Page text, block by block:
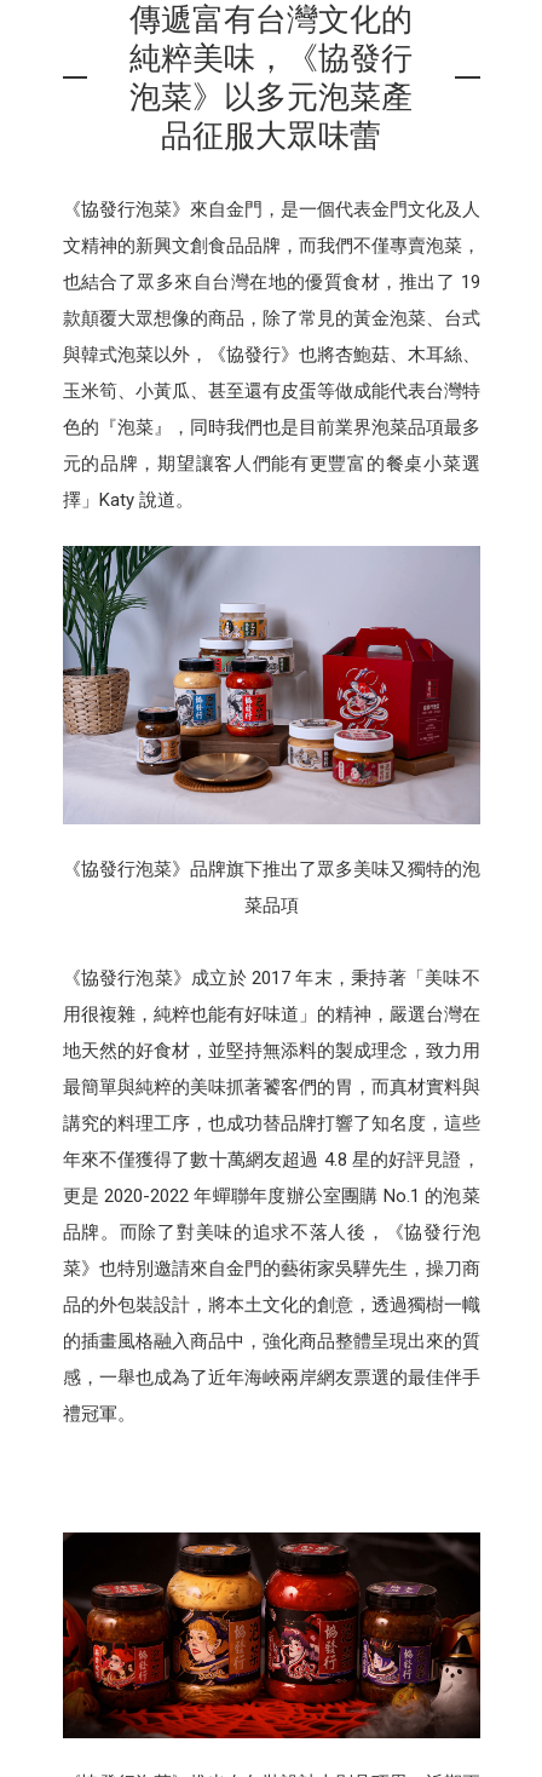
傳遞富有台灣文化的
純粹美味，《協發行
泡菜》以多元泡菜產
品征服大眾味蕾
《協發行泡菜》來自金門，是一個代表金門文化及人
文精神的新興文創食品品牌，而我們不僅專賣泡菜，
也結合了眾多來自台灣在地的優質食材，推出了 19
款顛覆大眾想像的商品，除了常見的黃金泡菜、台式
與韓式泡菜以外，《協發行》也將杏鮑菇、木耳絲、
玉米筍、小黃瓜、甚至還有皮蛋等做成能代表台灣特
色的『泡菜』，同時我們也是目前業界泡菜品項最多
元的品牌，期望讓客人們能有更豐富的餐桌小菜選
擇」Katy 說道。
《協發行泡菜》品牌旗下推出了眾多美味又獨特的泡
菜品項
《協發行泡菜》成立於 2017 年末，秉持著「美味不
用很複雜，純粹也能有好味道」的精神，嚴選台灣在
地天然的好食材，並堅持無添料的製成理念，致力用
最簡單與純粹的美味抓著饕客們的胃，而真材實料與
講究的料理工序，也成功替品牌打響了知名度，這些
年來不僅獲得了數十萬網友超過 4.8 星的好評見證，
更是 2020-2022 年蟬聯年度辦公室團購 No.1 的泡菜
品牌。而除了對美味的追求不落人後，《協發行泡
菜》也特別邀請來自金門的藝術家吳驊先生，操刀商
品的外包裝設計，將本土文化的創意，透過獨樹一幟
的插畫風格融入商品中，強化商品整體呈現出來的質
感，一舉也成為了近年海峽兩岸網友票選的最佳伴手
禮冠軍。